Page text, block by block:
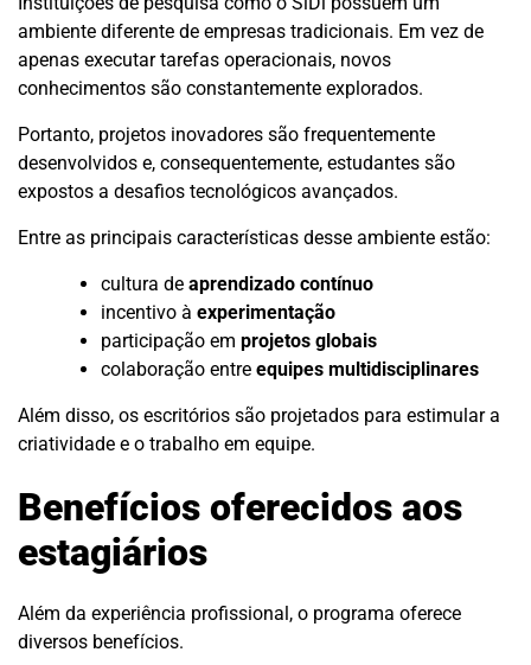
ambiente diferente de empresas tradicionais. Em vez de
apenas executar tarefas operacionais, novos
conhecimentos são constantemente explorados.
Portanto, projetos inovadores são frequentemente
desenvolvidos e, consequentemente, estudantes são
expostos a desafios tecnológicos avançados.
Entre as principais características desse ambiente estão:
cultura de aprendizado contínuo
incentivo à experimentação
participação em projetos globais
colaboração entre equipes multidisciplinares
Além disso, os escritórios são projetados para estimular a
criatividade e o trabalho em equipe.
Benefícios oferecidos aos
estagiários
Além da experiência profissional, o programa oferece
diversos benefícios.